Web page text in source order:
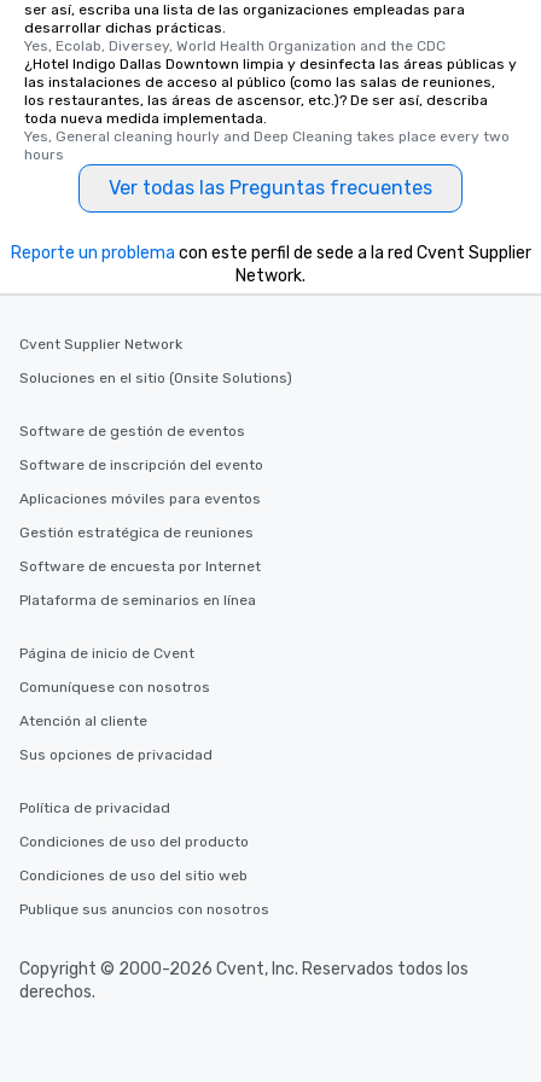
ser así, escriba una lista de las organizaciones empleadas para
desarrollar dichas prácticas.
Yes, Ecolab, Diversey, World Health Organization and the CDC
¿Hotel Indigo Dallas Downtown limpia y desinfecta las áreas públicas y
las instalaciones de acceso al público (como las salas de reuniones,
los restaurantes, las áreas de ascensor, etc.)? De ser así, describa
toda nueva medida implementada.
Yes, General cleaning hourly and Deep Cleaning takes place every two
hours
Ver todas las Preguntas frecuentes
Reporte un problema con este perfil de sede a la red Cvent Supplier
Network.
Cvent Supplier Network
Soluciones en el sitio (Onsite Solutions)
Software de gestión de eventos
Software de inscripción del evento
Aplicaciones móviles para eventos
Gestión estratégica de reuniones
Software de encuesta por Internet
Plataforma de seminarios en línea
Página de inicio de Cvent
Comuníquese con nosotros
Atención al cliente
Sus opciones de privacidad
Política de privacidad
Condiciones de uso del producto
Condiciones de uso del sitio web
Publique sus anuncios con nosotros
Copyright © 2000-2026 Cvent, Inc. Reservados todos los
derechos.